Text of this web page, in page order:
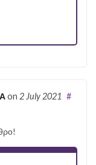
on 2 July 2021 #